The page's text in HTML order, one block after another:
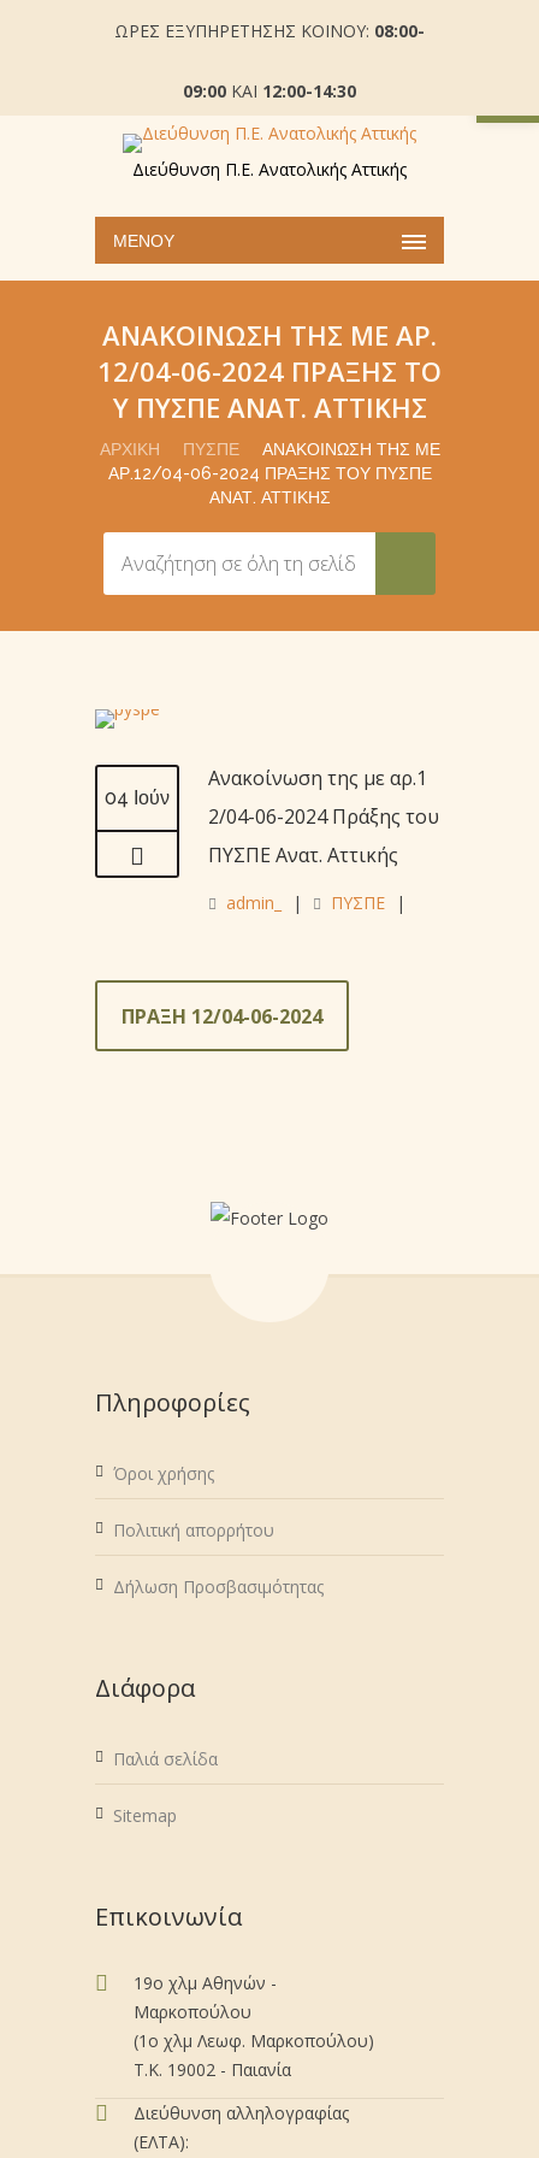
ΩΡΕΣ ΕΞΥΠΗΡΕΤΗΣΗΣ ΚΟΙΝΟΥ: 08:00-
09:00 ΚΑΙ 12:00-14:30
Διεύθυνση Π.Ε. Ανατολικής Αττικής
ΜΕΝΟΎ
ΑΝΑΚΟΊΝΩΣΗ ΤΗΣ ΜΕ ΑΡ.
12/04-06-2024 ΠΡΆΞΗΣ ΤΟ
Υ ΠΥΣΠΕ ΑΝΑΤ. ΑΤΤΙΚΉΣ
ΑΡΧΙΚΉ ΠΥΣΠΕ
ΑΝΑΚΟΊΝΩΣΗ ΤΗΣ ΜΕ
ΑΡ.12/04-06-2024 ΠΡΆΞΗΣ ΤΟΥ ΠΥΣΠΕ
ΑΝΑΤ. ΑΤΤΙΚΉΣ
04 Ιούν
Ανακοίνωση της με αρ.1
2/04-06-2024 Πράξης του
ΠΥΣΠΕ Ανατ. Αττικής
admin_ | ΠΥΣΠΕ |
ΠΡΑΞΗ 12/04-06-2024
Πληροφορίες
Όροι χρήσης
Πολιτική απορρήτου
Δήλωση Προσβασιμότητας
Διάφορα
Παλιά σελίδα
Sitemap
Επικοινωνία
19ο χλμ Αθηνών -
Μαρκοπούλου
(1ο χλμ Λεωφ. Μαρκοπούλου)
Τ.Κ. 19002 - Παιανία
Διεύθυνση αλληλογραφίας
(ΕΛΤΑ):